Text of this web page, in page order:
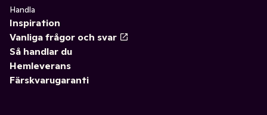
Handla
Inspiration
Vanliga frågor och svar
Så handlar du
Hemleverans
Färskvarugaranti